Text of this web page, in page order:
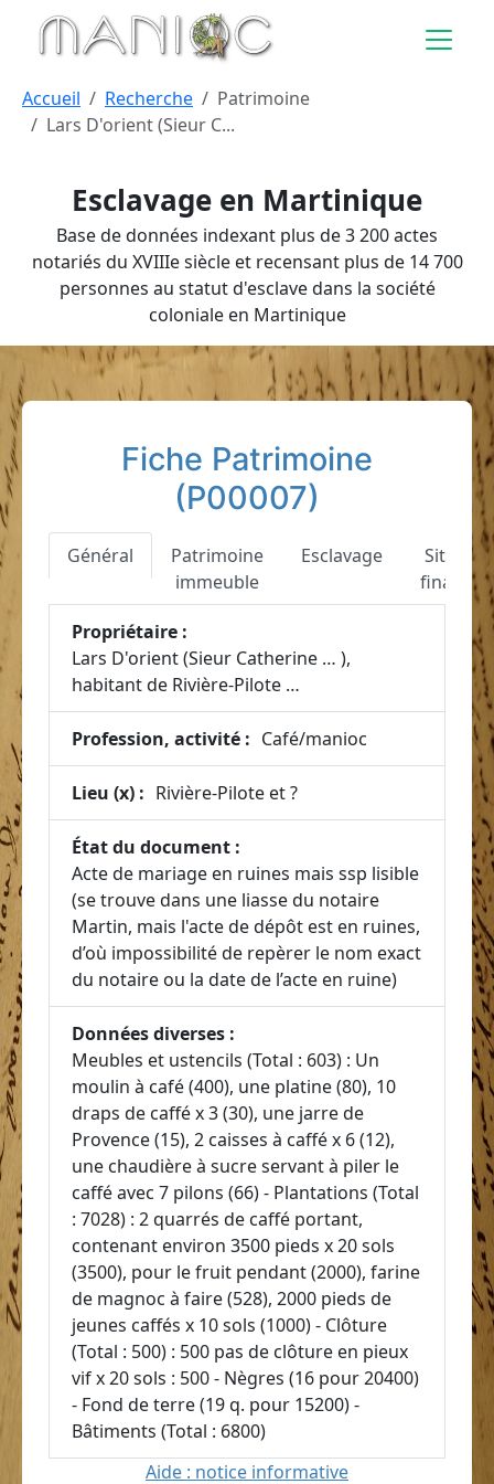
Aller au contenu principal
Esclavage en Martinique
Base de données indexant plus de 3 200 actes
notariés du XVIIIe siècle et recensant plus de 14 700
personnes au statut d'esclave dans la société
coloniale en Martinique
Accueil Recherche
Patrimoine
Lars D'orient (Sieur C...
Fiche Patrimoine
(P00007)
Général
Patrimoine
immeuble
Esclavage
Propriétaire :
Lars D'orient (Sieur Catherine … ),
habitant de Rivière-Pilote …
Profession, activité : Café/manioc
Lieu (x) : Rivière-Pilote et ?
État du document :
Acte de mariage en ruines mais ssp lisible
(se trouve dans une liasse du notaire
Martin, mais l'acte de dépôt est en ruines,
d’où impossibilité de repèrer le nom exact
du notaire ou la date de l’acte en ruine)
Données diverses :
Meubles et ustencils (Total : 603) : Un
moulin à café (400), une platine (80), 10
draps de caffé x 3 (30), une jarre de
Provence (15), 2 caisses à caffé x 6 (12),
une chaudière à sucre servant à piler le
caffé avec 7 pilons (66) - Plantations (Total
: 7028) : 2 quarrés de caffé portant,
contenant environ 3500 pieds x 20 sols
(3500), pour le fruit pendant (2000), farine
de magnoc à faire (528), 2000 pieds de
jeunes caffés x 10 sols (1000) - Clôture
(Total : 500) : 500 pas de clôture en pieux
vif x 20 sols : 500 - Nègres (16 pour 20400)
- Fond de terre (19 q. pour 15200) -
Bâtiments (Total : 6800)
Aide : notice informative